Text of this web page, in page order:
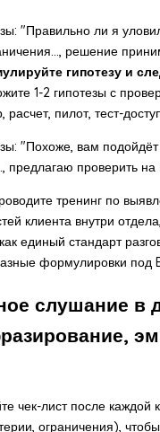
"Правильно ли я
решение
гипотезу и
1-2 гипотезы с
расчет, пилот, тест-
"Похоже, вам подойдёт
предлагаю проверить
тренинг по
клиента внутри
единый стандарт
формулировки под
слушание в
чек-лист после каждой
ограничения),